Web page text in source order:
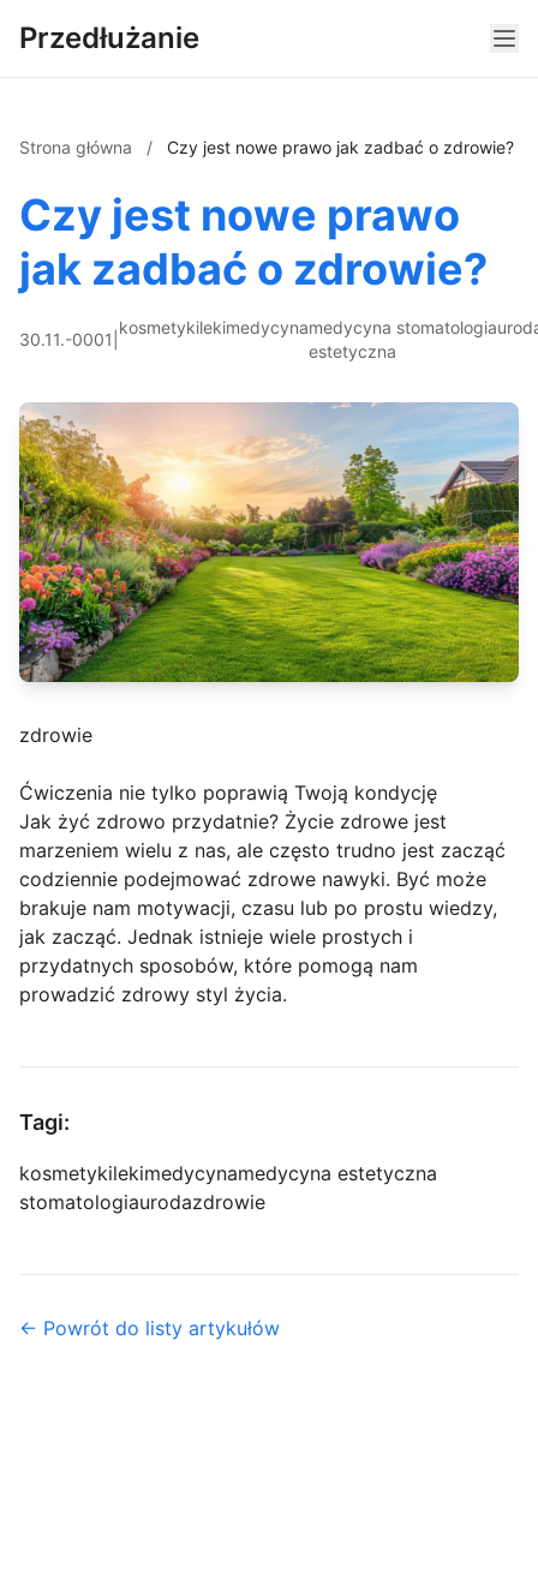
Przedłużanie
Strona główna / Czy jest nowe prawo jak zadbać o zdrowie?
Czy jest nowe prawo
jak zadbać o zdrowie?
30.11.-0001
kosmetykilekimedycynamedycyna
estetyczna
stomatologia
zdrowie
Ćwiczenia nie tylko poprawią Twoją kondycję
Jak żyć zdrowo przydatnie? Życie zdrowe jest
marzeniem wielu z nas, ale często trudno jest zacząć
codziennie podejmować zdrowe nawyki. Być może
brakuje nam motywacji, czasu lub po prostu wiedzy,
jak zacząć. Jednak istnieje wiele prostych i
przydatnych sposobów, które pomogą nam
prowadzić zdrowy styl życia.
Tagi:
kosmetykilekimedycynamedycyna estetyczna
stomatologiaurodazdrowie
← Powrót do listy artykułów